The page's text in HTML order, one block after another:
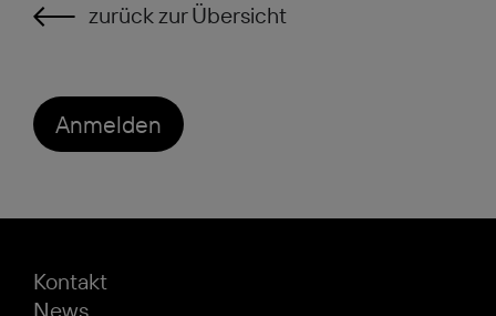
zurück zur Übersicht
Anmelden
Kontakt
News